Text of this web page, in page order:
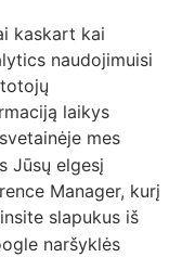
kaskart kai
naudojimuisi
laikys
mes
Jūsų elgesį
Manager, kurį
slapukus iš
naršyklės